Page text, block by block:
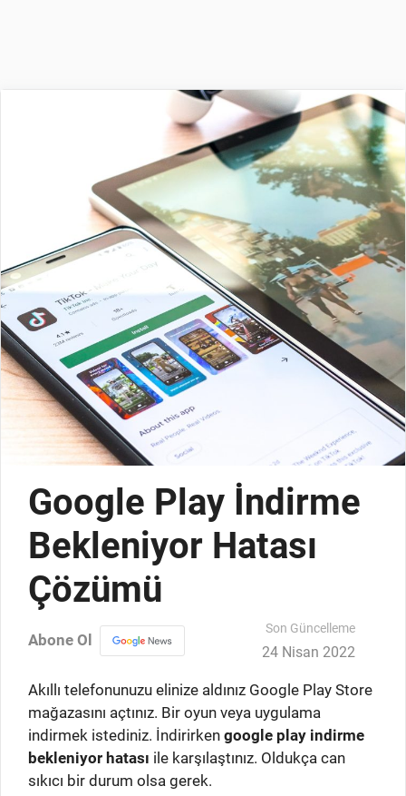
Google Play İndirme
Bekleniyor Hatası
Çözümü
Abone Ol
Son Güncelleme
24 Nisan 2022
Akıllı telefonunuzu elinize aldınız Google Play Store
mağazasını açtınız. Bir oyun veya uygulama
indirmek istediniz. İndirirken google play indirme
bekleniyor hatası ile karşılaştınız. Oldukça can
sıkıcı bir durum olsa gerek.